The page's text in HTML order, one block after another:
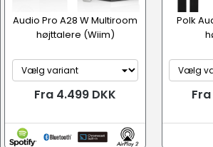
Audio Pro A28 W Multiroom
højttalere (Wiim)
Fra 4.499 DKK
Polk